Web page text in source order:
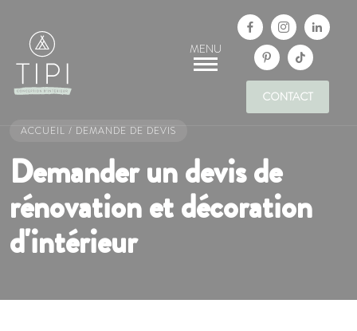
CONTACT
ACCUEIL / DEMANDE DE DEVIS
Demander un devis de
rénovation et décoration
d'intérieur